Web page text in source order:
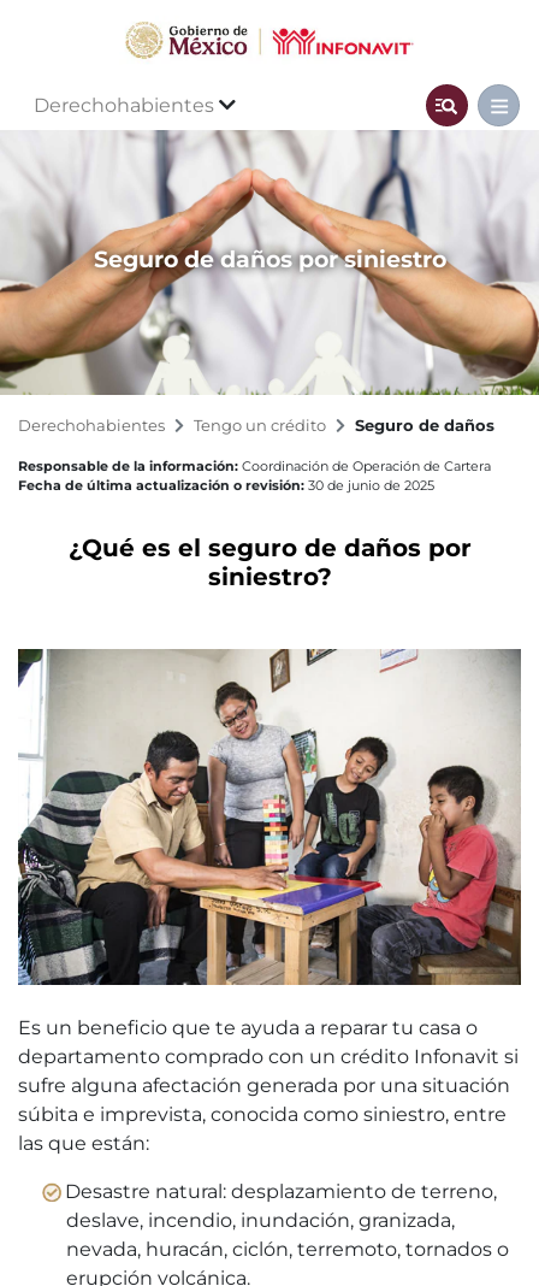
Derechohabientes
Seguro de daños por siniestro
Derechohabientes Tengo un crédito Seguro de daños
Responsable de la información: Coordinación de Operación de Cartera
Fecha de última actualización o revisión: 30 de junio de 2025
¿Qué es el seguro de daños por
siniestro?
Es un beneficio que te ayuda a reparar tu casa o
departamento comprado con un crédito Infonavit si
sufre alguna afectación generada por una situación
súbita e imprevista, conocida como siniestro, entre
las que están:
Desastre natural: desplazamiento de terreno,
deslave, incendio, inundación, granizada,
nevada, huracán, ciclón, terremoto, tornados o
erupción volcánica.